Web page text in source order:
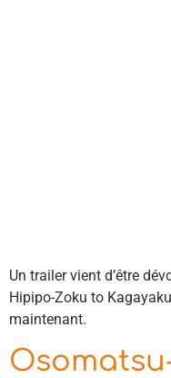
Un trailer vient d’être
Hipipo-Zoku to
maintenant.